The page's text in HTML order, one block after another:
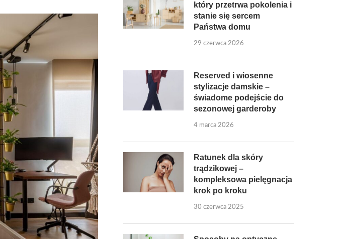
który przetrwa pokolenia i
stanie się sercem
Państwa domu
29 czerwca 2026
Reserved i wiosenne
stylizacje damskie –
świadome podejście do
sezonowej garderoby
4 marca 2026
Ratunek dla skóry
trądzikowej –
kompleksowa pielęgnacja
krok po kroku
30 czerwca 2025